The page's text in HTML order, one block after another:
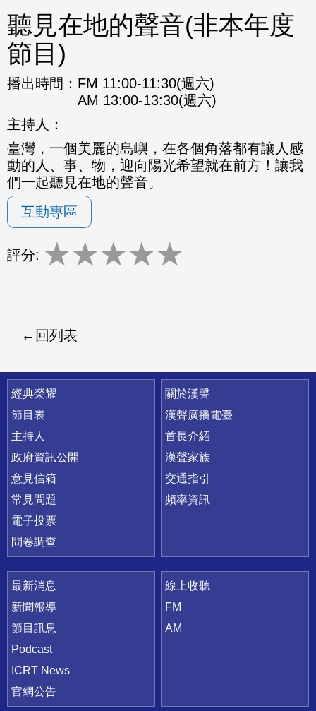
聽見在地的聲音(非本年度
節目)
播出時間： FM 11:00-11:30(週六)
AM 13:00-13:30(週六)
主持人：
臺灣，一個美麗的島嶼，在各個角落都有讓人感
動的人、事、物，迎向陽光希望就在前方！讓我
們一起聽見在地的聲音。
互動專區
評分: ★★★★★
回列表
快速連結
經典榮耀
節目表
主持人
政府資訊公開
意見信箱
常見問題
電子投票
問卷調查
關於漢聲
漢聲廣播電臺
首長介紹
漢聲家族
交通指引
頻率資訊
最新消息
新聞報導
節目訊息
Podcast
ICRT News
官網公告
線上收聽
FM
AM